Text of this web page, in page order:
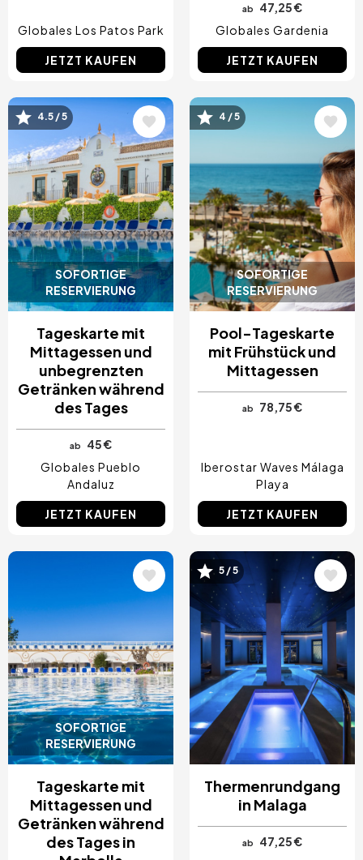
Globales Los Patos Park
JETZT KAUFEN
ab
47,25 €
Globales Gardenia
JETZT KAUFEN
SOFORTIGE
RESERVIERUNG
Bild4.5 / 5
Tageskarte mit
Mittagessen und
unbegrenzten
Getränken während
des Tages
ab
45 €
Globales Pueblo
Andaluz
JETZT KAUFEN
SOFORTIGE
RESERVIERUNG
Bild4 / 5
Pool-Tageskarte
mit Frühstück und
Mittagessen
ab 78,75 €
Iberostar Waves Málaga
Playa
JETZT KAUFEN
SOFORTIGE
RESERVIERUNG
Tageskarte mit
Mittagessen und
Getränken während
des Tages in
Bild5 / 5
Thermenrundgang
in Malaga
ab 47,25 €